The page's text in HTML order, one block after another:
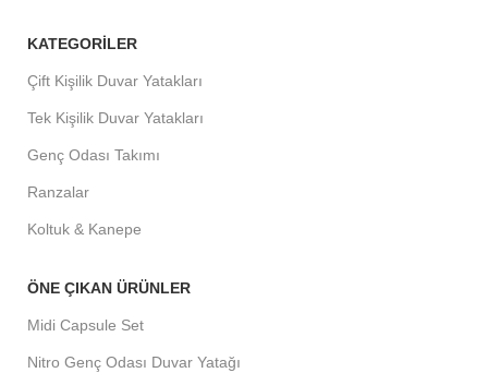
KATEGORILER
Çift Kişilik Duvar Yatakları
Tek Kişilik Duvar Yatakları
Genç Odası Takımı
Ranzalar
Koltuk & Kanepe
ÖNE ÇIKAN ÜRÜNLER
Midi Capsule Set
Nitro Genç Odası Duvar Yatağı